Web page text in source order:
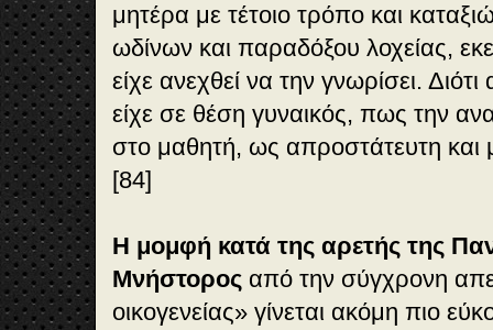
μητέρα με τέτοιο τρόπο και
ωδίνων και παραδόξου λοχείας,
είχε ανεχθεί να την γνωρίσει.
είχε σε θέση γυναικός, πως την
στο μαθητή, ως απροστάτευτη και
[84]
Η μομφή κατά της αρετής της
Μνήστορος από την σύγχρονη
οικογενείας» γίνεται ακόμη πιο